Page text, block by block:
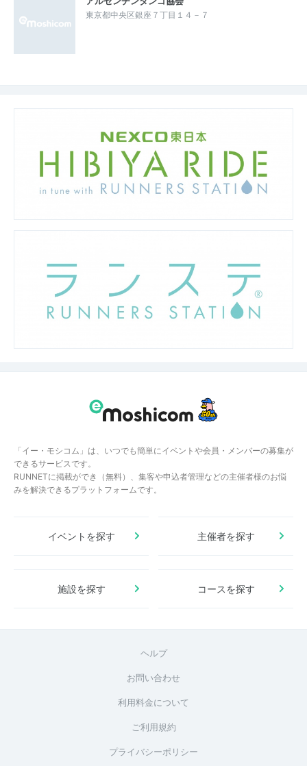
東京都中央区銀座７丁目１４－７
「イー・モシコム」は、いつでも簡単にイベントや会員・メンバーの募集が
できるサービスです。
RUNNETに掲載ができ（無料）、集客や申込者管理などの主催者様のお悩
みを解決できるプラットフォームです。
イベントを探す 主催者を探す
施設を探す コースを探す
ヘルプ
お問い合わせ
利用料金について
ご利用規約
プライバシーポリシー